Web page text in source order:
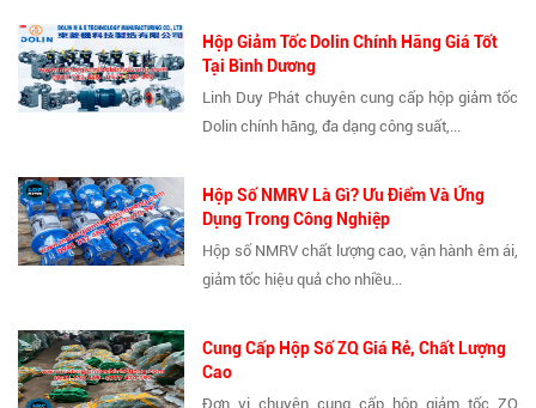
Hộp Giảm Tốc Dolin Chính Hãng Giá Tốt
Tại Bình Dương
Linh Duy Phát chuyên cung cấp hộp giảm tốc
Dolin chính hãng, đa dạng công suất,...
Hộp Số NMRV Là Gì? Ưu Điểm Và Ứng
Dụng Trong Công Nghiệp
Hộp số NMRV chất lượng cao, vận hành êm ái,
giảm tốc hiệu quả cho nhiều...
Cung Cấp Hộp Số ZQ Giá Rẻ, Chất Lượng
Cao
Đơn vị chuyên cung cấp hộp giảm tốc ZQ